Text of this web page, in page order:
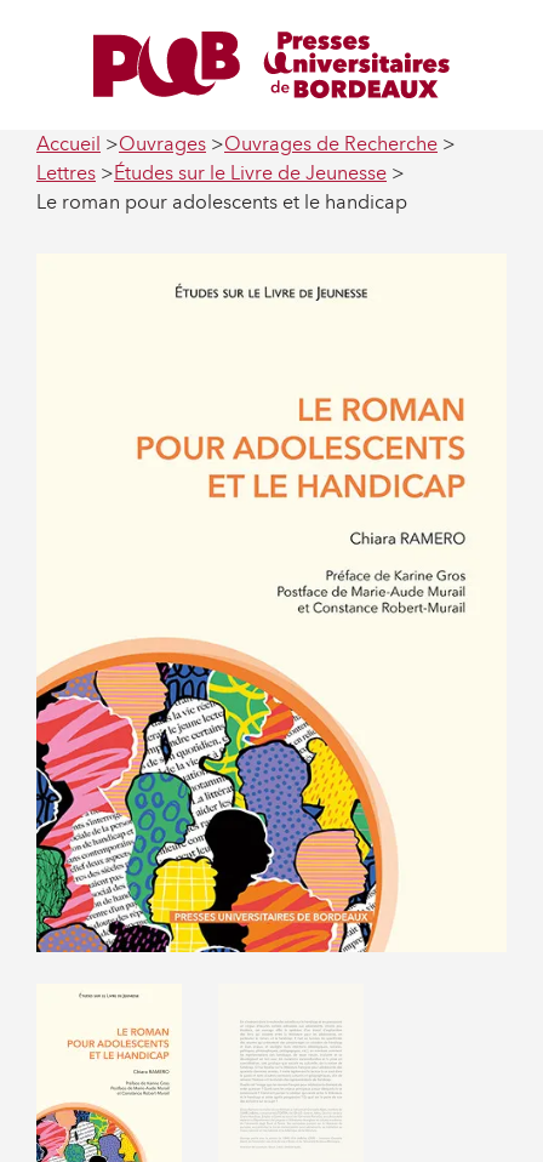
Accueil Ouvrages
Ouvrages de Recherche
Lettres
Études sur le Livre de Jeunesse
Le roman pour adolescents et le handicap